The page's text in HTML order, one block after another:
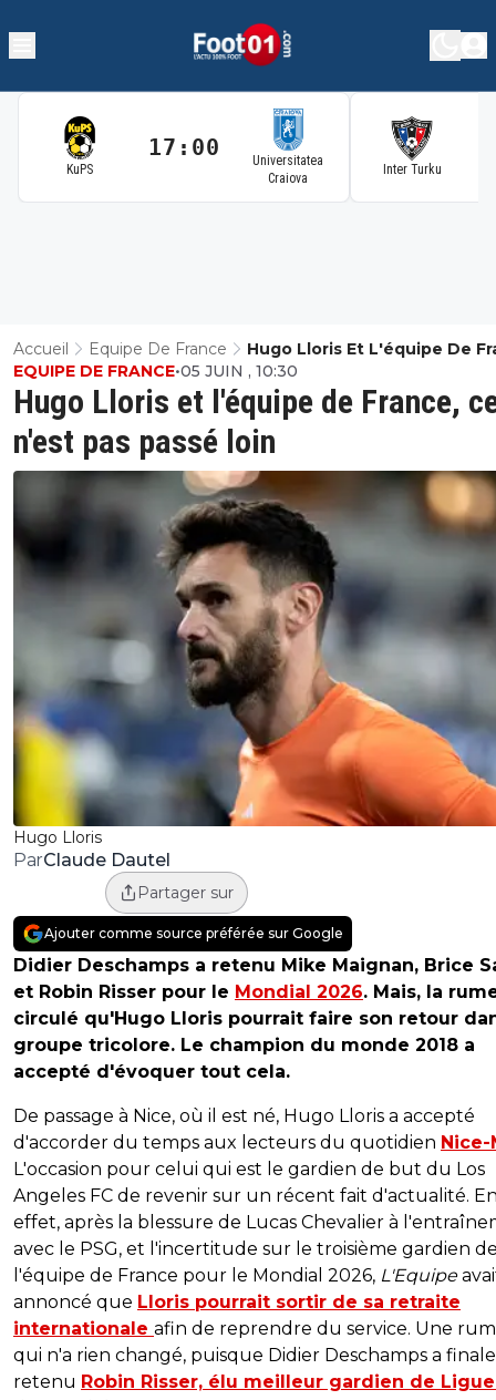
KuPS
17:00
Universitatea
Craiova
Inter Turku
Accueil Equipe De France
Hugo Lloris Et L'équipe De
Ce N'est Pas Passé Loin
Hugo Lloris
Hugo Lloris et l'équipe de France,
n'est pas passé loin
EQUIPE DE FRANCE•05 JUIN , 10:30
ParClaude Dautel
Partager sur
Ajouter comme source préférée sur Google
Didier Deschamps a retenu Mike Maignan, Brice
et Robin Risser pour le Mondial 2026. Mais, la
circulé qu'Hugo Lloris pourrait faire son retour
groupe tricolore. Le champion du monde 2018 a
accepté d'évoquer tout cela.
De passage à Nice, où il est né, Hugo Lloris a accepté
d'accorder du temps aux lecteurs du quotidien
L'occasion pour celui qui est le gardien de but du Los
Angeles FC de revenir sur un récent fait d'actualité.
effet, après la blessure de Lucas Chevalier à
avec le PSG, et l'incertitude sur le troisième gardien
l'équipe de France pour le Mondial 2026, L'Equipe
annoncé que Lloris pourrait sortir de sa retraite
internationale afin de reprendre du service. Une
qui n'a rien changé, puisque Didier Deschamps a
retenu Robin Risser, élu meilleur gardien de Ligue